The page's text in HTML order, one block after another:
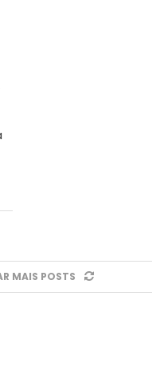
MAIS POSTS